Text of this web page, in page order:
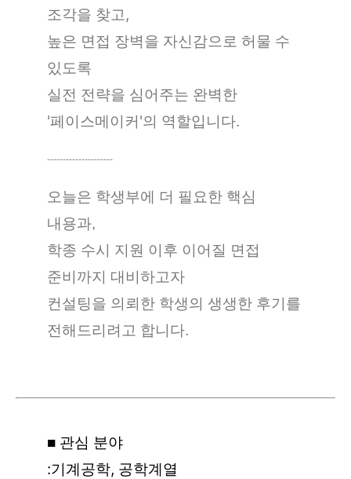
조각을 찾고,
높은 면접 장벽을 자신감으로 허물 수
있도록
실전 전략을 심어주는 완벽한
'페이스메이커'의 역할입니다.
---------------------
오늘은 학생부에 더 필요한 핵심
내용과,
학종 수시 지원 이후 이어질 면접
준비까지 대비하고자
컨설팅을 의뢰한 학생의 생생한 후기를
전해드리려고 합니다.
■ 관심 분야
:기계공학, 공학계열